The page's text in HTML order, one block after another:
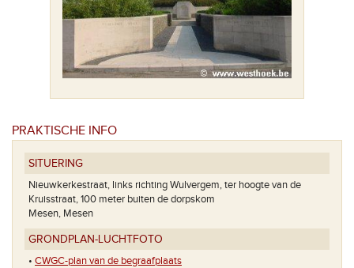
PRAKTISCHE INFO
SITUERING
Nieuwkerkestraat, links richting Wulvergem, ter hoogte van de
Kruisstraat, 100 meter buiten de dorpskom
Mesen, Mesen
GRONDPLAN-LUCHTFOTO
• CWGC-plan van de begraafplaats